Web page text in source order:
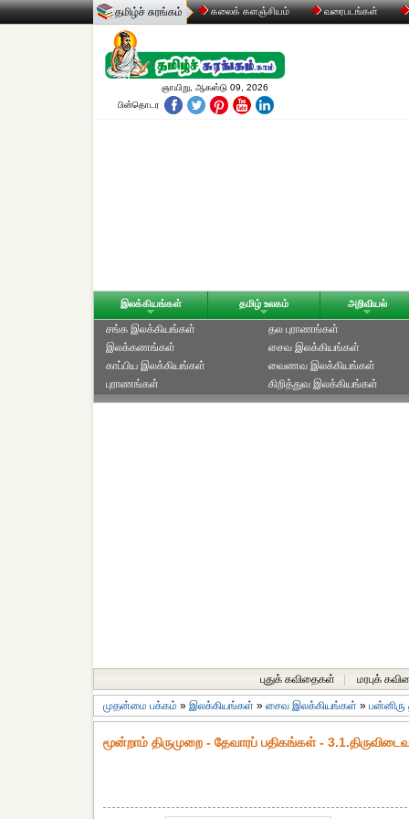
தமிழ்ச் சுரங்கம் கலைக் களஞ்சியம் வரைபடங்கள்
ஞாயிறு, ஆகஸ்டு 09, 2026
பின்தொடர
இலக்கியங்கள் தமிழ் உலகம் அறிவியல்
சங்க இலக்கியங்கள்
இலக்கணங்கள்
காப்பிய இலக்கியங்கள்
புராணங்கள்
தல புராணங்கள்
சைவ இலக்கியங்கள்
வைணவ இலக்கியங்கள்
கிறித்துவ இலக்கியங்கள்
புதுக் கவிதைகள் மரபுக்
முதன்மை பக்கம் » இலக்கியங்கள் » சைவ இலக்கியங்கள் » பன்னிரு
மூன்றாம் திருமுறை - தேவாரப் பதிகங்கள் -